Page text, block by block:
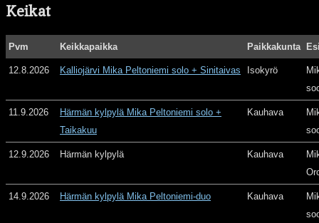
Keikat
Pvm Keikkapaikka Paikkakunta
12.8.2026 Kalliojärvi Mika Peltoniemi solo + Sinitaivas Isokyrö
11.9.2026
Härmän kylpylä Mika Peltoniemi solo +
Taikakuu
Kauhava
12.9.2026 Härmän kylpylä Kauhava
14.9.2026 Härmän kylpylä Mika Peltoniemi-duo Kauhava